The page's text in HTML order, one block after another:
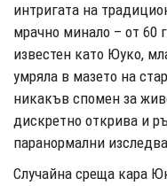
интригата на
мрачно минало – от 60
известен като Юуко,
умряла в мазето на
никакъв спомен за
дискретно открива и
паранормални
Случайна среща кара